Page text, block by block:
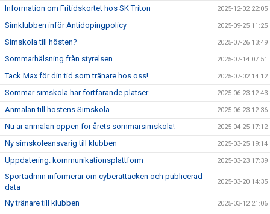
Information om Fritidskortet hos SK Triton 2025-12-02 22:05
Simklubben inför Antidopingpolicy 2025-09-25 11:25
Simskola till hösten? 2025-07-26 13:49
Sommarhälsning från styrelsen 2025-07-14 07:51
Tack Max för din tid som tränare hos oss! 2025-07-02 14:12
Sommar simskola har fortfarande platser 2025-06-23 12:43
Anmälan till höstens Simskola 2025-06-23 12:36
Nu är anmälan öppen för årets sommarsimskola! 2025-04-25 17:12
Ny simskoleansvarig till klubben 2025-03-25 19:14
Uppdatering: kommunikationsplattform 2025-03-23 17:39
Sportadmin informerar om cyberattacken och publicerad
data
2025-03-20 14:35
Ny tränare till klubben 2025-03-12 21:06